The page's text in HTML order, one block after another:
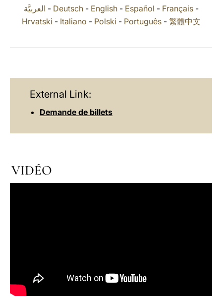
العربيَّة - Deutsch- English- Español - Français-
Hrvatski - Italiano - Polski - Português- 繁體中文
External Link:
Demande de billets
VIDÉO